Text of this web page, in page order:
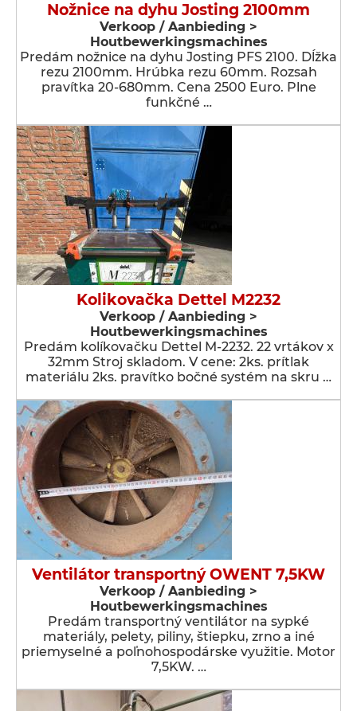
Nožnice na dyhu Josting 2100mm
Verkoop / Aanbieding >
Houtbewerkingsmachines
Predám nožnice na dyhu Josting PFS 2100. Dĺžka
rezu 2100mm. Hrúbka rezu 60mm. Rozsah
pravítka 20-680mm. Cena 2500 Euro. Plne
funkčné …
Kolikovačka Dettel M2232
Verkoop / Aanbieding >
Houtbewerkingsmachines
Predám kolíkovačku Dettel M-2232. 22 vrtákov x
32mm Stroj skladom. V cene: 2ks. prítlak
materiálu 2ks. pravítko bočné systém na skru …
Ventilátor transportný OWENT 7,5KW
Verkoop / Aanbieding >
Houtbewerkingsmachines
Predám transportný ventilátor na sypké
materiály, pelety, piliny, štiepku, zrno a iné
priemyselné a poľnohospodárske využitie. Motor
7,5KW. …